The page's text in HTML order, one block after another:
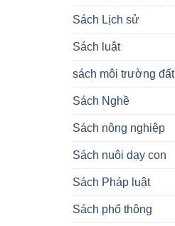
Sách Lịch sử
Sách luật
sách môi trường đất
Sách Nghề
Sách nông nghiệp
Sách nuôi dạy con
Sách Pháp luật
Sách phổ thông